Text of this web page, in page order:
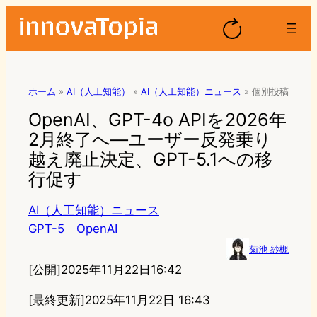
ホーム » AI（人工知能） » AI（人工知能）ニュース » 個別投稿
OpenAI、GPT-4o APIを2026年
2月終了へ―ユーザー反発乗り
越え廃止決定、GPT-5.1への移
行促す
AI（人工知能）ニュース
GPT-5
OpenAI
菊池 紗槻
[公開]2025年11月22日16:42
[最終更新]2025年11月22日 16:43